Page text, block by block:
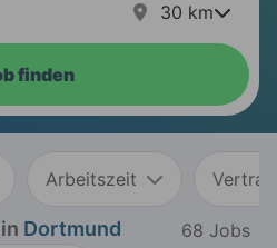
30 km
finden
Arbeitszeit
Dortmund
68 Jobs